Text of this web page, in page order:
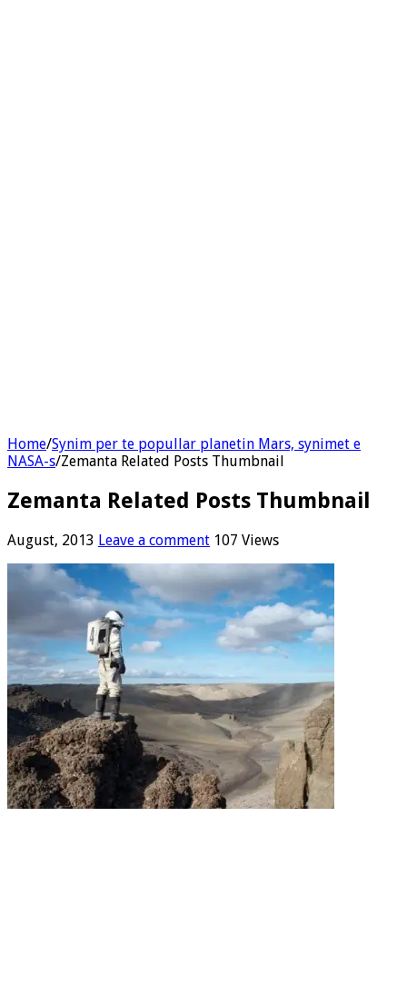
Home/Synim per te popullar planetin Mars, synimet e
NASA-s/Zemanta Related Posts Thumbnail
Zemanta Related Posts Thumbnail
August, 2013 Leave a comment 107 Views